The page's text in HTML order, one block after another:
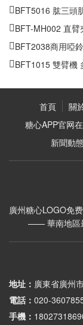
BFT5016 肱三頭肌
BFT-MH002 直臂
BFT2038商用啞
BFT1015 雙臂機
首頁 關
糖心APP官网
新聞動
廣州糖心LOGO免
—— 華南地區最
地址： 廣東省廣州
電話： 020-
手機：